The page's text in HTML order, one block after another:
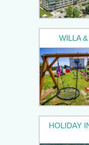
WILLA
HOLIDAY